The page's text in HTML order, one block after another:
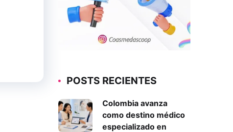
POSTS RECIENTES
Colombia avanza
como destino médico
especializado en